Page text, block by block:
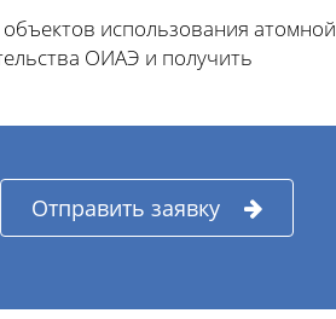
использования атомной
ОИАЭ и получить
Отправить заявку